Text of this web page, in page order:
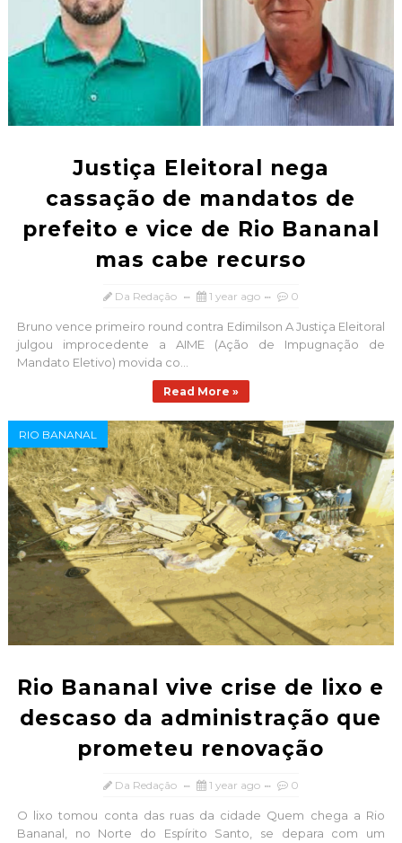
Justiça Eleitoral nega
cassação de mandatos de
prefeito e vice de Rio Bananal
mas cabe recurso
Da Redação 1 year ago 0
Bruno vence primeiro round contra Edimilson A Justiça Eleitoral
julgou improcedente a AIME (Ação de Impugnação de
Mandato Eletivo) movida co...
Read More »
RIO BANANAL
Rio Bananal vive crise de lixo e
descaso da administração que
prometeu renovação
Da Redação 1 year ago 0
O lixo tomou conta das ruas da cidade Quem chega a Rio
Bananal, no Norte do Espírito Santo, se depara com um